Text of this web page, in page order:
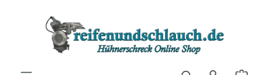
Zum Hauptinhalt springen